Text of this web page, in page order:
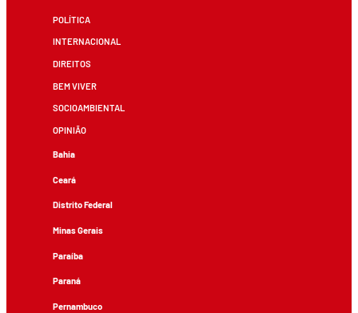
POLÍTICA
INTERNACIONAL
DIREITOS
BEM VIVER
SOCIOAMBIENTAL
OPINIÃO
Bahia
Ceará
Distrito Federal
Minas Gerais
Paraíba
Paraná
Pernambuco